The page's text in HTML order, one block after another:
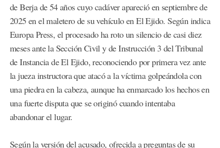
de Berja de 54 años cuyo cadáver apareció en septiembre de
2025 en el maletero de su vehículo en El Ejido. Según indica
Europa Press, el procesado ha roto un silencio de casi diez
meses ante la Sección Civil y de Instrucción 3 del Tribunal
de Instancia de El Ejido, reconociendo por primera vez ante
la jueza instructora que atacó a la víctima golpeándola con
una piedra en la cabeza, aunque ha enmarcado los hechos en
una fuerte disputa que se originó cuando intentaba
abandonar el lugar.
Según la versión del acusado, ofrecida a preguntas de su